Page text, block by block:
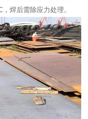
焊后需除应力处理。